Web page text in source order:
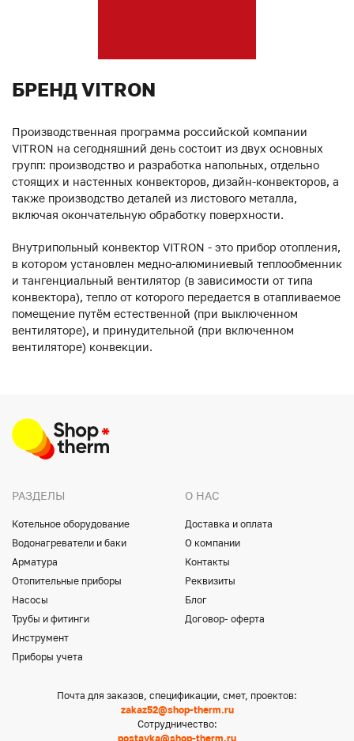
БРЕНД VITRON
Производственная программа российской компании
VITRON на сегодняшний день состоит из двух основных
групп: производство и разработка напольных, отдельно
стоящих и настенных конвекторов, дизайн-конвекторов, а
также производство деталей из листового металла,
включая окончательную обработку поверхности.
Внутрипольный конвектор VITRON - это прибор отопления,
в котором установлен медно-алюминиевый теплообменник
и тангенциальный вентилятор (в зависимости от типа
конвектора), тепло от которого передается в отапливаемое
помещение путём естественной (при выключенном
вентиляторе), и принудительной (при включенном
вентиляторе) конвекции.
РАЗДЕЛЫ
Котельное оборудование
Водонагреватели и баки
Арматура
Отопительные приборы
Насосы
Трубы и фитинги
Инструмент
Приборы учета
О НАС
Доставка и оплата
О компании
Контакты
Реквизиты
Блог
Договор- оферта
Почта для заказов, спецификации, смет, проектов:
zakaz52@shop-therm.ru
Сотрудничество:
postavka@shop-therm.ru